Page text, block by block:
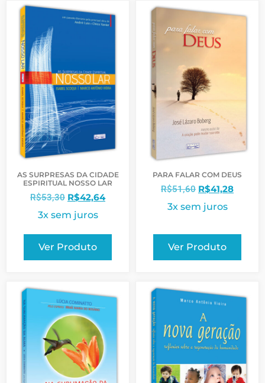
AS SURPRESAS DA CIDADE
ESPIRITUAL NOSSO LAR
R$53,30 R$42,64
3x sem juros
Ver Produto
PARA FALAR COM DEUS
R$51,60 R$41,28
3x sem juros
Ver Produto